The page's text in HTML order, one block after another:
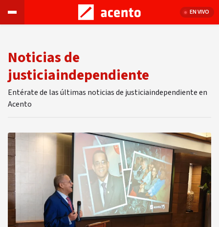
EN VIVO
Noticias de
justiciaindependiente
Entérate de las últimas noticias de justiciaindependiente en
Acento